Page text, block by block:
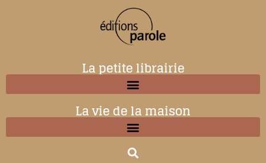
La petite librairie
La vie de la maison